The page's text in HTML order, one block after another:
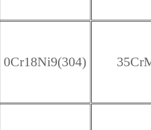
0Cr18Ni9(304)